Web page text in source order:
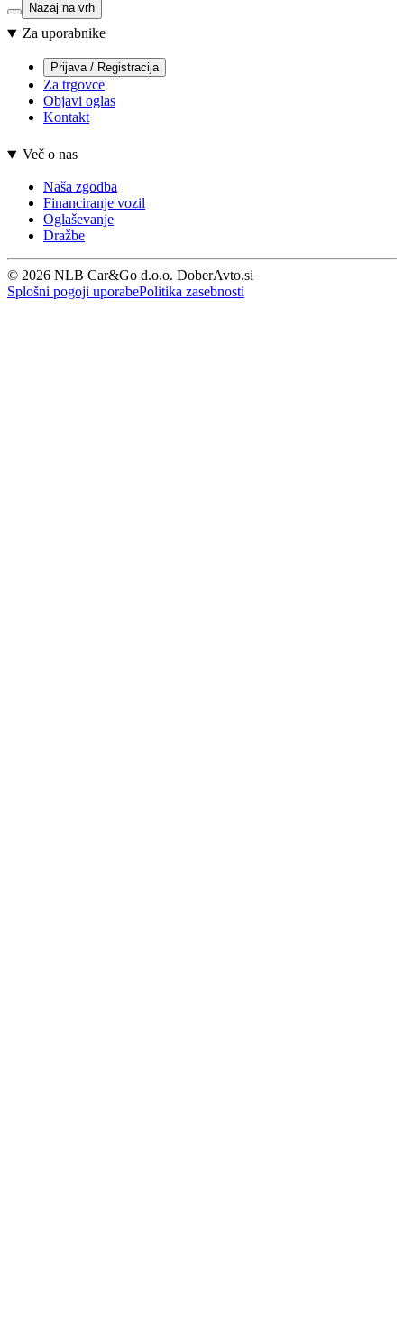
Nazaj na vrh
Za uporabnike
Prijava / Registracija
Za trgovce
Objavi oglas
Kontakt
Več o nas
Naša zgodba
Financiranje vozil
Oglaševanje
Dražbe
© 2026 NLB Car&Go d.o.o. DoberAvto.si
Splošni pogoji uporabePolitika zasebnosti